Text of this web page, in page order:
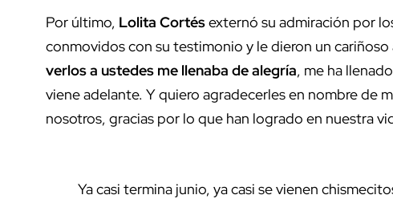
Por último, Lolita Cortésexternó su admiración por
conmovidos con su testimonio y le dieron un
verlos a ustedes me llenaba de alegría, me ha
viene adelante. Y quiero agradecerles en nombre de
nosotros, gracias por lo que han logrado en nuestra
Ya casi termina junio, ya casi se vienen